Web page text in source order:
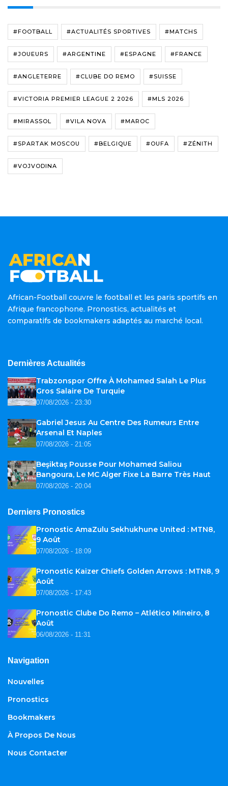
#FOOTBALL #ACTUALITÉS SPORTIVES #MATCHS
#JOUEURS #ARGENTINE #ESPAGNE #FRANCE
#ANGLETERRE #CLUBE DO REMO #SUISSE
#VICTORIA PREMIER LEAGUE 2 2026 #MLS 2026
#MIRASSOL #VILA NOVA #MAROC
#SPARTAK MOSCOU #BELGIQUE #OUFA #ZÉNITH
#VOJVODINA
African-Football couvre le football et les paris sportifs en
Afrique francophone. Pronostics, actualités et
comparatifs de bookmakers adaptés au marché local.
Dernières Actualités
Trabzonspor Offre À Mohamed Salah Le Plus
Gros Salaire De Turquie
07/08/2026 - 23:30
Gabriel Jesus Au Centre Des Rumeurs Entre
Arsenal Et Naples
07/08/2026 - 21:05
Beşiktaş Pousse Pour Mohamed Saliou
Bangoura, Le MC Alger Fixe La Barre Très Haut
07/08/2026 - 20:04
Derniers Pronostics
Pronostic AmaZulu Sekhukhune United : MTN8,
9 Août
07/08/2026 - 18:09
Pronostic Kaizer Chiefs Golden Arrows : MTN8, 9
Août
07/08/2026 - 17:43
Pronostic Clube Do Remo – Atlético Mineiro, 8
Août
06/08/2026 - 11:31
Navigation
Nouvelles
Pronostics
Bookmakers
À Propos De Nous
Nous Contacter